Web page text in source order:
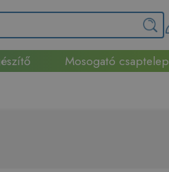
Mosogató csaptelep